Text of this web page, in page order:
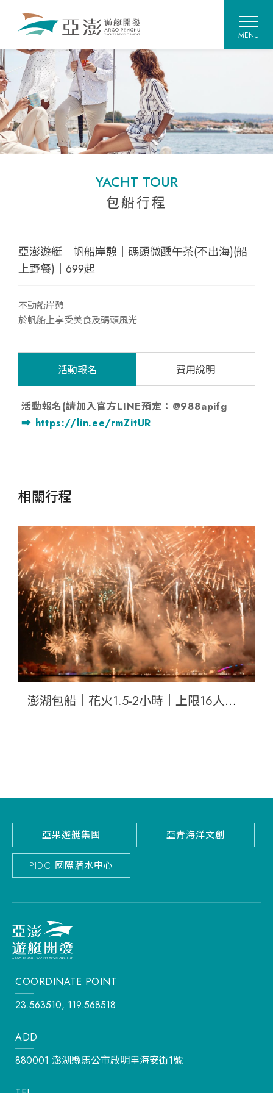
MENU
YACHT TOUR
包船行程
亞澎遊艇｜帆船岸憩｜碼頭微醺午茶(不出海)(船
上野餐)｜699起
不動船岸憩
於帆船上享受美食及碼頭風光
活動報名 費用說明
活動報名(請加入官方LINE預定：@988apifg
➡️ https://lin.ee/rmZitUR
相關行程
澎湖包船｜花火1.5-2小時｜上限16人｜45呎遊艇｜海上星空花火(含排隊點心玉冠嫩仙草
COORDINATE POINT
23.563510, 119.568518
ADD
880001 澎湖縣馬公市啟明里海安街1號
亞果遊艇集團 亞青海洋文創
PIDC 國際潛水中心